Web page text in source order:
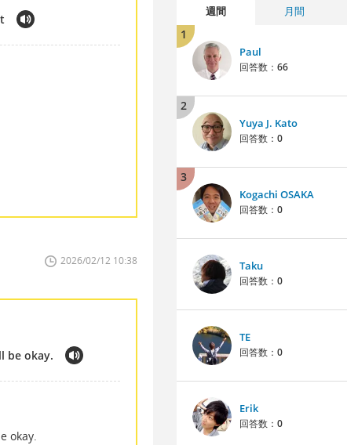
2026/02/12 10:38
be okay.
okay.
週間 月間
1
Paul
回答数： 66
2
Yuya J. Kato
回答数： 0
3
Kogachi OSAKA
回答数： 0
Taku
回答数： 0
TE
回答数： 0
Erik
回答数： 0